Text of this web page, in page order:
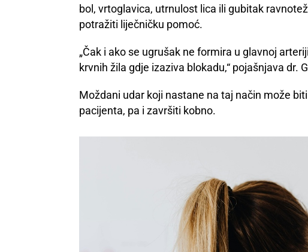
bol, vrtoglavica, utrnulost lica ili gubitak
potražiti liječničku pomoć.
„Čak i ako se ugrušak ne formira u glavnoj
krvnih žila gdje izaziva blokadu,“ pojašnjava dr.
Moždani udar koji nastane na taj način može
pacijenta, pa i završiti kobno.